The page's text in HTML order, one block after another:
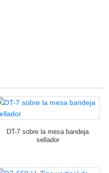
DT-7 sobre la mesa bandeja
sellador